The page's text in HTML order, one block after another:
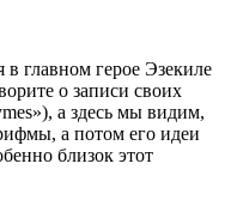
главном герое Эзекиле
о записи своих
»), а здесь мы видим,
а потом его идеи
близок этот